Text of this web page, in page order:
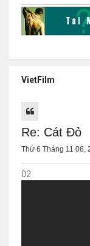
VietFilm
Re: Cát Đỏ
Thứ 6 Tháng 11 06,
02